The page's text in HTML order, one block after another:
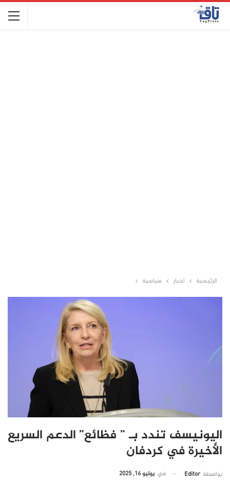
الرئيسية أخبار سياسية
اليونيسف تندد بـ ” فظائع” الدعم السريع
الأخيرة في كردفان
بواسطة Editor في يوليو 16, 2025